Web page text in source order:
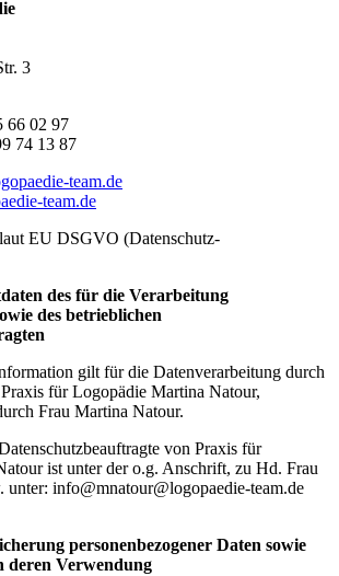
3
66 02 97
74 13 87
team.de
team.de
EU DSGVO (Datenschutz-
des für die Verarbeitung
des betrieblichen
gilt für die Datenverarbeitung durch
für Logopädie Martina Natour,
Frau Martina Natour.
von Praxis für
ist unter der o.g. Anschrift, zu Hd. Frau
unter: info@mnatour@logopaedie-team.de
personenbezogener Daten sowie
deren Verwendung